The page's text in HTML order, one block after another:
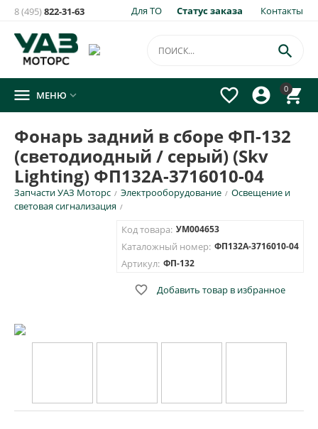
Для ТО Статус заказа Контакты
8 (495)822-31-63
0




 МЕНЮ 
Фонарь задний в сборе ФП-132
(светодиодный / серый) (Skv
Lighting) ФП132А-3716010-04
Запчасти УАЗ Моторс / Электрооборудование / Освещение и
световая сигнализация /
Код товара: УМ004653
Каталожный номер: ФП132А-3716010-04
Артикул: ФП-132
 Добавить товар в избранное